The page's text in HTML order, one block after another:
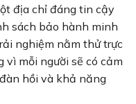
địa chỉ đáng tin cậy
sách bảo hành minh
nghiệm nằm thử trực
vì mỗi người sẽ có cảm
hồi và khả năng